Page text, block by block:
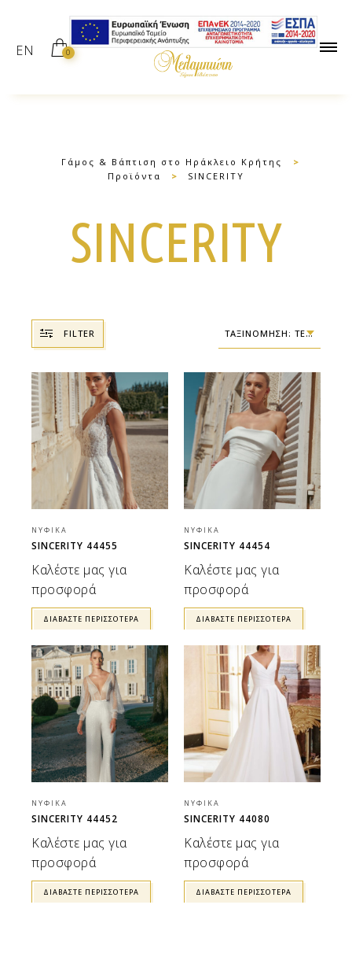
EN 0
Γάμος & Βάπτιση στο Ηράκλειο Κρήτης
>
Προϊόντα
> SINCERITY
SINCERITY
FILTER ΤΑΞΙΝΌΜΗΣΗ: ΤΕΛΕΥΤΑΊΑ
ΝΥΦΙΚΆ
SINCERITY 44455
Καλέστε μας για
προσφορά
ΔΙΑΒΆΣΤΕ ΠΕΡΙΣΣΌΤΕΡΑ
ΝΥΦΙΚΆ
SINCERITY 44454
Καλέστε μας για
προσφορά
ΔΙΑΒΆΣΤΕ ΠΕΡΙΣΣΌΤΕΡΑ
ΝΥΦΙΚΆ
SINCERITY 44452
Καλέστε μας για
προσφορά
ΔΙΑΒΆΣΤΕ ΠΕΡΙΣΣΌΤΕΡΑ
ΝΥΦΙΚΆ
SINCERITY 44080
Καλέστε μας για
προσφορά
ΔΙΑΒΆΣΤΕ ΠΕΡΙΣΣΌΤΕΡΑ